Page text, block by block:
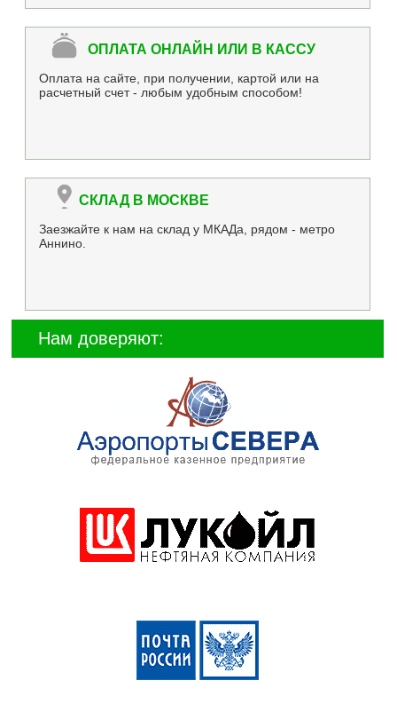
ОПЛАТА ОНЛАЙН ИЛИ В КАССУ
Оплата на сайте, при получении, картой или на
расчетный счет - любым удобным способом!
СКЛАД В МОСКВЕ
Заезжайте к нам на склад у МКАДа, рядом - метро
Аннино.
Нам доверяют: